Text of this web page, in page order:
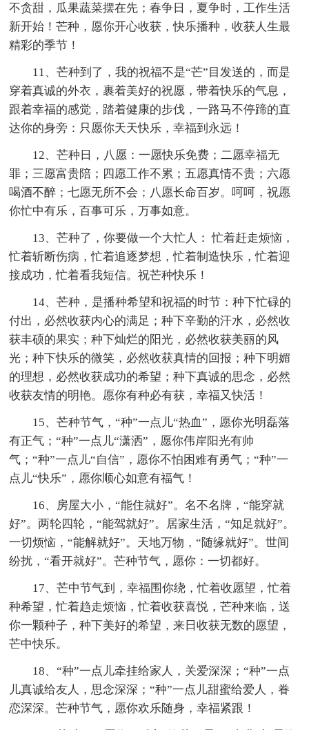
不贪甜，瓜果蔬菜摆在先；春争日，夏争时，工作生活
新开始！芒种，愿你开心收获，快乐播种，收获人生最
精彩的季节！
11、芒种到了，我的祝福不是“芒”目发送的，而是
穿着真诚的外衣，裹着美好的祝愿，带着快乐的气息，
跟着幸福的感觉，踏着健康的步伐，一路马不停蹄的直
达你的身旁：只愿你天天快乐，幸福到永远！
12、芒种日，八愿：一愿快乐免费；二愿幸福无
罪；三愿富贵陪；四愿工作不累；五愿真情不贵；六愿
喝酒不醉；七愿无所不会；八愿长命百岁。呵呵，祝愿
你忙中有乐，百事可乐，万事如意。
13、芒种了，你要做一个大忙人： 忙着赶走烦恼，
忙着斩断伤病，忙着追逐梦想，忙着制造快乐，忙着迎
接成功，忙着看我短信。祝芒种快乐！
14、芒种，是播种希望和祝福的时节：种下忙碌的
付出，必然收获内心的满足；种下辛勤的汗水，必然收
获丰硕的果实；种下灿烂的阳光，必然收获美丽的风
光；种下快乐的微笑，必然收获真情的回报；种下明媚
的理想，必然收获成功的希望；种下真诚的思念，必然
收获友情的明艳。愿你有种必有获，幸福又快活！
15、芒种节气，“种”一点儿“热血”，愿你光明磊落
有正气；“种”一点儿“潇洒”，愿你伟岸阳光有帅
气；“种”一点儿“自信”，愿你不怕困难有勇气；“种”一
点儿“快乐”，愿你顺心如意有福气！
16、房屋大小，“能住就好”。名不名牌，“能穿就
好”。两轮四轮，“能驾就好”。居家生活，“知足就好”。
一切烦恼，“能解就好”。天地万物，“随缘就好”。世间
纷扰，“看开就好”。芒种节气，愿你：一切都好。
17、芒中节气到，幸福围你绕，忙着收愿望，忙着
种希望，忙着趋走烦恼，忙着收获喜悦，芒种来临，送
你一颗种子，种下美好的希望，来日收获无数的愿望，
芒中快乐。
18、“种”一点儿牵挂给家人，关爱深深；“种”一点
儿真诚给友人，思念深深；“种”一点儿甜蜜给爱人，眷
恋深深。芒种节气，愿你欢乐随身，幸福紧跟！